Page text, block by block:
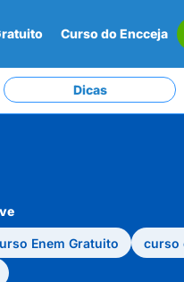
Curso do Encceja
Dicas
Enem Gratuito curso